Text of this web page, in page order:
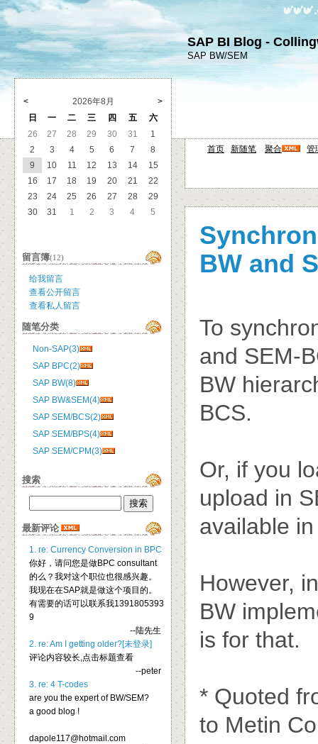
SAP BI Blog -
SAP BW/SEM
首页 新随笔 聚合 管
BW and
To
and SEM-
BW
BCS.
Or, if you
upload in
available
However,
BW
is for that.
* Quoted
to Metin
< 2026年8月
>
日
一 二 三 四 五
六
26
27 28 29 30 31
1
2
3 4 5 6 7
8
9
10 11 12 13 14
15
16
17 18 19 20 21
22
23
24 25 26 27 28
29
30
31 1 2 3 4 5
留言簿(12)
给我留言
查看公开留言
查看私人留言
随笔分类
Non-SAP(3)
SAP BPC(2)
SAP BW(8)
SAP BW&SEM(4)
SAP SEM/BCS(2)
SAP SEM/BPS(4)
SAP SEM/CPM(3)
搜索
最新评论
1. re: Currency Conversion in BPC
你好，请问您是做BPC consultant
的么？我对这个职位也很感兴趣。
我现在在SAP就是做这个项目的。
有需要的话可以联系我1391805393
9
--陆先生
2. re: Am I getting older?[未登录]
评论内容较长,点击标题查看
--peter
3. re: 4 T-codes
are you the expert of BW/SEM?
a good blog !
dapole117@hotmail.com